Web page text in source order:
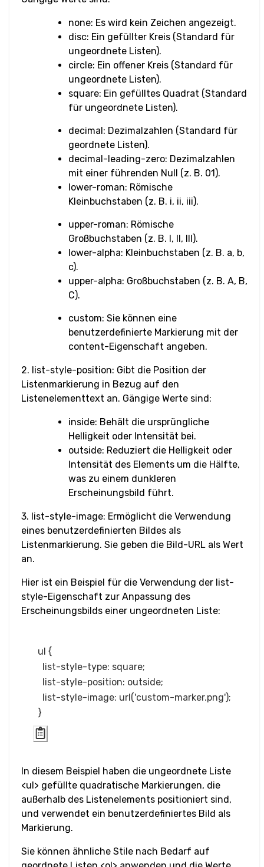
Eingabe Checkbox &
Eingabe Farbe
Eingabe Datum &
Eingabe E-Mail
Eingabe Datei
Eingabe Bild
Eingabe Zahl
Eingabe Passwort
Eingabe Bereich
Eingabe Telefon
Eingabe Text
Eingabe URL
Video
Text
Bidirektionales
Überschreiben
Blockzitat
Code
Hyperlink
Kursiv
Markieren
Durchgestrichen
Tiefgestellt
none: Es wird kein Zeichen angezeigt.
disc: Ein gefüllter Kreis (Standard für
ungeordnete Listen).
circle: Ein offener Kreis (Standard für
ungeordnete Listen).
square: Ein gefülltes Quadrat (Standard
für ungeordnete Listen).
decimal: Dezimalzahlen (Standard für
geordnete Listen).
decimal-leading-zero: Dezimalzahlen
mit einer führenden Null (z. B. 01).
lower-roman: Römische
Kleinbuchstaben (z. B. i, ii, iii).
upper-roman: Römische
Großbuchstaben (z. B. I, II, III).
lower-alpha: Kleinbuchstaben (z. B. a, b,
c).
upper-alpha: Großbuchstaben (z. B. A, B,
C).
custom: Sie können eine
benutzerdefinierte Markierung mit der
content-Eigenschaft angeben.
2. list-style-position: Gibt die Position der
Listenmarkierung in Bezug auf den
Listenelementtext an. Gängige Werte sind:
inside: Behält die ursprüngliche
Helligkeit oder Intensität bei.
outside: Reduziert die Helligkeit oder
Intensität des Elements um die Hälfte,
was zu einem dunkleren
Erscheinungsbild führt.
3. list-style-image: Ermöglicht die Verwendung
eines benutzerdefinierten Bildes als
Listenmarkierung. Sie geben die Bild-URL als Wert
an.
Hier ist ein Beispiel für die Verwendung der list-
style-Eigenschaft zur Anpassung des
Erscheinungsbilds einer ungeordneten Liste:
ul {
  list-style-type: square;
  list-style-position: outside;
  list-style-image: url('custom-marker.png');
In diesem Beispiel haben die ungeordnete Liste
<‌ul‌> gefüllte quadratische Markierungen, die
außerhalb des Listenelements positioniert sind,
und verwendet ein benutzerdefiniertes Bild als
Markierung.
Sie können ähnliche Stile nach Bedarf auf